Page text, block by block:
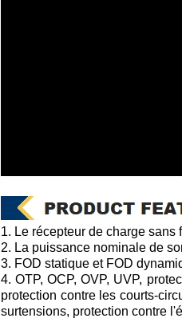
1. Le récepteur de charge
2. La puissance nominale de
3. FOD statique et FOD
4. OTP, OCP, OVP, UVP,
protection contre les courts-
surtensions, protection contre